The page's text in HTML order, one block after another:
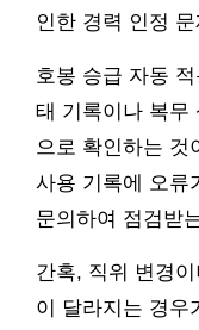
인한 경력 인정
호봉 승급 자동
태 기록이나 복무
으로 확인하는 것
사용 기록에 오류
문의하여 점검받
간혹, 직위 변경
이 달라지는 경우